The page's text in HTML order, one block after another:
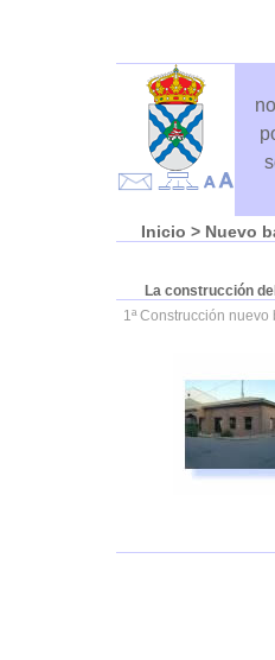
Inicio > Nuevo
La construcción
1ª Construcción